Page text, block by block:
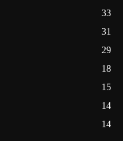
33
31
29
18
15
14
14